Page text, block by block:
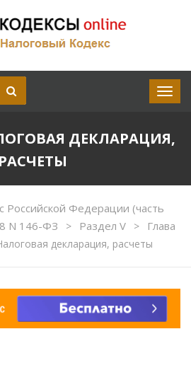
ДЕКЛАРАЦИЯ,
РАСЧЕТЫ
Российской Федерации (часть
N 146-ФЗ
> Раздел V >
Глава
декларация, расчеты